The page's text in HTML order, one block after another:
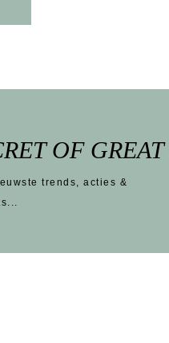
OF
trends, acties &